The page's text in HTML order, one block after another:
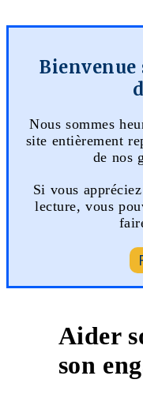
Bienvenue
Nous sommes
site entièrement
de nos
Si vous
lecture, vous
Aider
son